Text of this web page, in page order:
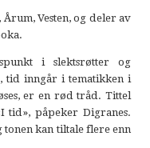
Vesten, og deler av
i slektsrøtter og
tid inngår i tematikken i
er en rød tråd. Tittel
tid», påpeker Digranes.
kan tiltale flere enn